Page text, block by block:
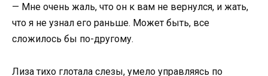
— Мне очень жаль, что он к вам не вернулся, и жать,
что я не узнал его раньше. Может быть, все
сложилось бы по-другому.
Лиза тихо глотала слезы, умело управляясь по